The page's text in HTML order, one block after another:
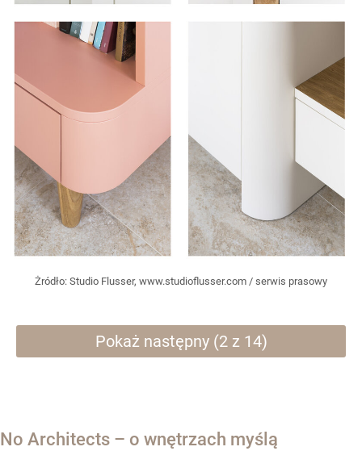
Żródło: Studio Flusser, www.studioflusser.com / serwis prasowy
Pokaż następny (2 z 14)
No Architects – o wnętrzach myślą